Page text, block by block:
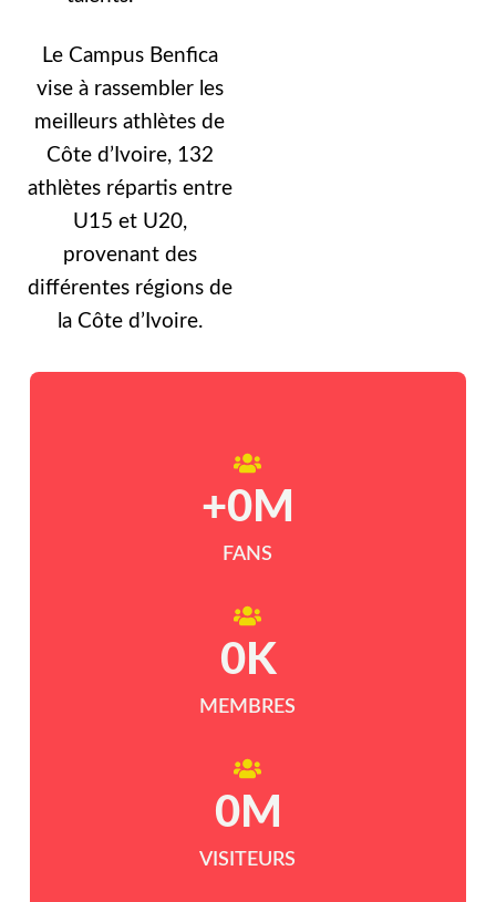
Le Campus Benfica
vise à rassembler les
meilleurs athlètes de
Côte d’Ivoire, 132
athlètes répartis entre
U15 et U20,
provenant des
différentes régions de
la Côte d’Ivoire.
FANS
+0 M
MEMBRES
0K
VISITEURS
0M